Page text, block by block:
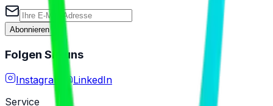
Abonnieren
Folgen Sie uns
Instagram
LinkedIn
Service